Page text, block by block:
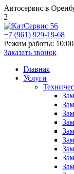
Автосервис в
2
+7 (961) 929-19-68
Режим работы:
Заказать звонок
Главная
Услуги